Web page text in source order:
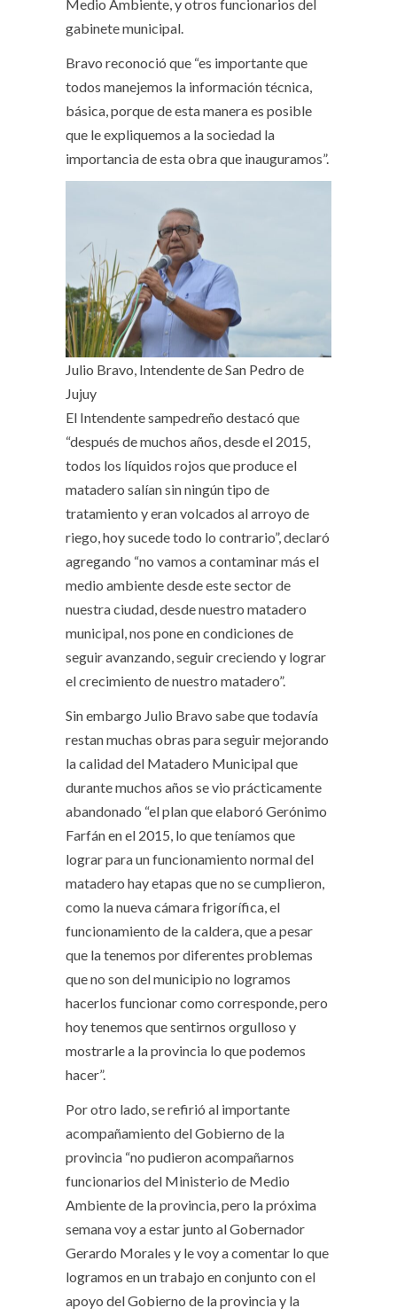
Medio Ambiente, y otros funcionarios del
gabinete municipal.
Bravo reconoció que “es importante que
todos manejemos la información técnica,
básica, porque de esta manera es posible
que le expliquemos a la sociedad la
importancia de esta obra que inauguramos”.
Julio Bravo, Intendente de San Pedro de
Jujuy
El Intendente sampedreño destacó que
“después de muchos años, desde el 2015,
todos los líquidos rojos que produce el
matadero salían sin ningún tipo de
tratamiento y eran volcados al arroyo de
riego, hoy sucede todo lo contrario”, declaró
agregando “no vamos a contaminar más el
medio ambiente desde este sector de
nuestra ciudad, desde nuestro matadero
municipal, nos pone en condiciones de
seguir avanzando, seguir creciendo y lograr
el crecimiento de nuestro matadero”.
Sin embargo Julio Bravo sabe que todavía
restan muchas obras para seguir mejorando
la calidad del Matadero Municipal que
durante muchos años se vio prácticamente
abandonado “el plan que elaboró Gerónimo
Farfán en el 2015, lo que teníamos que
lograr para un funcionamiento normal del
matadero hay etapas que no se cumplieron,
como la nueva cámara frigorífica, el
funcionamiento de la caldera, que a pesar
que la tenemos por diferentes problemas
que no son del municipio no logramos
hacerlos funcionar como corresponde, pero
hoy tenemos que sentirnos orgulloso y
mostrarle a la provincia lo que podemos
hacer”.
Por otro lado, se refirió al importante
acompañamiento del Gobierno de la
provincia “no pudieron acompañarnos
funcionarios del Ministerio de Medio
Ambiente de la provincia, pero la próxima
semana voy a estar junto al Gobernador
Gerardo Morales y le voy a comentar lo que
logramos en un trabajo en conjunto con el
apoyo del Gobierno de la provincia y la